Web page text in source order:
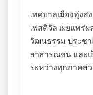
เทศบาลเมืองทุ่งส
เฟสติวัล เผยแพร่
วัฒนธรรม ประช
สาธารณชน และเ
ระหว่างทุกภาคส่